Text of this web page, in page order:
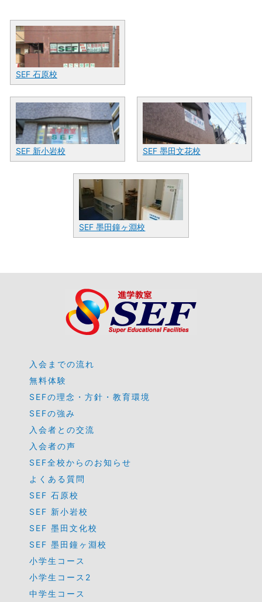
SEF 石原校
SEF 新小岩校 SEF 墨田文花校
SEF 墨田鐘ヶ淵校
入会までの流れ
無料体験
SEFの理念・方針・教育環境
SEFの強み
入会者との交流
入会者の声
SEF全校からのお知らせ
よくある質問
SEF 石原校
SEF 新小岩校
SEF 墨田文化校
SEF 墨田鐘ヶ淵校
小学生コース
小学生コース2
中学生コース